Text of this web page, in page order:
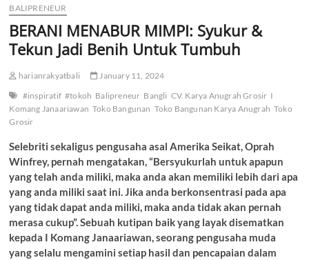
BALIPRENEUR
BERANI MENABUR MIMPI: Syukur &
Tekun Jadi Benih Untuk Tumbuh
harianrakyatbali
January 11, 2024
#inspiratif #tokoh Balipreneur Bangli CV. Karya Anugrah Grosir I
Komang Janaariawan Toko Bangunan Toko Bangunan Karya Anugrah Toko
Grosir
Selebriti sekaligus pengusaha asal Amerika Seikat, Oprah
Winfrey, pernah mengatakan, “Bersyukurlah untuk apapun
yang telah anda miliki, maka anda akan memiliki lebih dari apa
yang anda miliki saat ini. Jika anda berkonsentrasi pada apa
yang tidak dapat anda miliki, maka anda tidak akan pernah
merasa cukup”. Sebuah kutipan baik yang layak disematkan
kepada I Komang Janaariawan, seorang pengusaha muda
yang selalu mengamini setiap hasil dan pencapaian dalam